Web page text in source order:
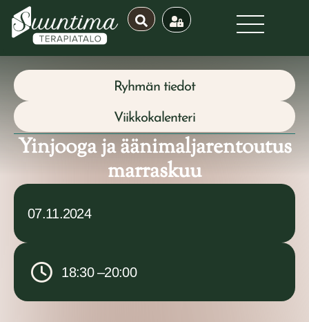
Ryhmän tiedot
Viikkokalenteri
Yinjooga ja äänimaljarentoutus
marraskuu
07.11.2024
18:30 –20:00